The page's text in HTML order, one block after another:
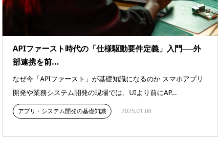
APIファースト時代の「仕様駆動要件定義」入門──外
部連携を前...
なぜ今「APIファースト」が基礎知識になるのか スマホアプリ
開発や業務システム開発の現場では、UIより前にAP...
アプリ・システム開発の基礎知識 2025.01.08